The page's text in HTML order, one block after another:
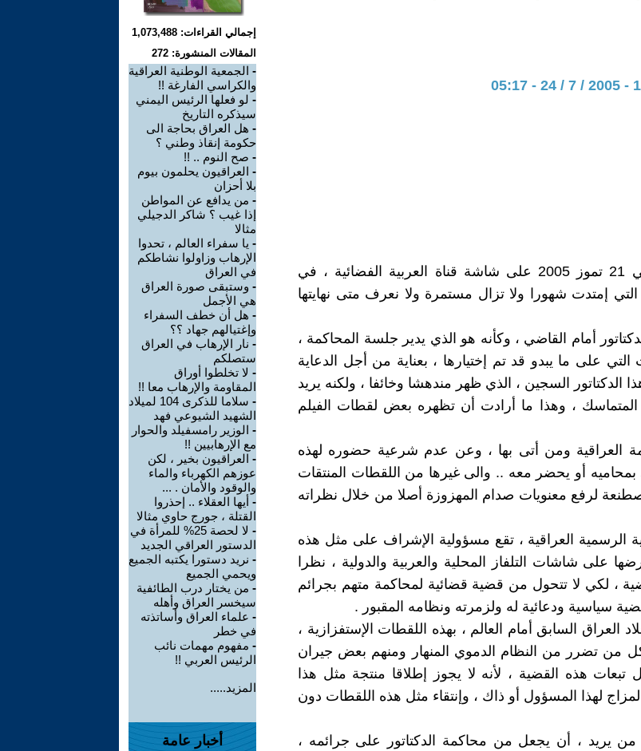
ظهر الدكتاتور صدام في 21 تموز 2005 على شاشة قناة العربية الفضائية ، في
إمتدت شهورا ولا تزال مستمرة ولا نعرف متى نهايتها
أمام القاضي ، وكأنه هو الذي يدير جلسة المحاكمة ،
على ما يبدو قد تم إختيارها ، بعناية من أجل الدعاية
الدكتاتور السجين ، الذي ظهر مندهشا وخائفا ، ولكنه يريد
، وهذا ما أرادت أن تظهره بعض لقطات الفيلم
العراقية ومن أتى بها ، وعن عدم شرعية حضوره لهذه
بمحاميه أو يحضر معه .. والى غيرها من اللقطات المنتقات
لرفع معنويات صدام المهزوزة أصلا من خلال نظراته
الرسمية العراقية ، تقع مسؤولية الإشراف على مثل هذه
على شاشات التلفاز المحلية والعربية والدولية ، نظرا
، لكي لا تتحول من قضية قضائية لمحاكمة متهم بجرائم
سياسية ودعائية له ولزمرته ونظامه المقبور .
العراق السابق أمام العالم ، بهذه اللقطات الإستفزازية ،
من تضرر من النظام الدموي المنهار ومنهم بعض جيران
تبعات هذه القضية ، لأنه لا يجوز إطلاقا منتجة مثل هذا
لهذا المسؤول أو ذاك ، وإنتقاء مثل هذه اللقطات دون
يريد ، أن يجعل من محاكمة الدكتاتور على جرائمه ،
إجمالي القراءات: 1,073,488
المقالات المنشورة: 272
- الجمعية الوطنية العراقية
والكراسي الفارغة !!
- لو فعلها الرئيس اليمني
سيذكره التاريخ
- هل العراق بحاجة الى
حكومة إنقاذ وطني ؟
- صح النوم .. !!
- العراقيون يحلمون بيوم
بلا أحزان
- من يدافع عن المواطن
إذا غيب ؟ شاكر الدجيلي
مثالا
- يا سفراء العالم ، تحدوا
الإرهاب وزاولوا نشاطكم
في العراق
- وستبقى صورة العراق
هي الأجمل
- هل أن خطف السفراء
وإغتيالهم جهاد ؟؟
- نار الإرهاب في العراق
ستصلكم
- لا تخلطوا أوراق
المقاومة والإرهاب معا !!
-
سلاما للذكرى 104 لميلاد
الشهيد الشيوعي فهد
- الوزير رامسفيلد والحوار
مع الإرهابيين !!
- العراقيون بخير ، لكن
عوزهم الكهرباء والماء
والوقود والأمان . ...
- أيها العقلاء .. إحذروا
القتلة ، جورج حاوي مثالا
-
لا لحصة 25% للمرأة في
الدستور العراقي الجديد
- نريد دستورا يكتبه الجميع
ويحمي الجميع
- من يختار درب الطائفية
سيخسر العراق وأهله
- علماء العراق وأساتذته
في خطر
- مفهوم مهمات نائب
الرئيس العربي !!
المزيد.....
أخبار عامة